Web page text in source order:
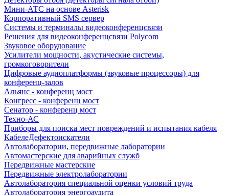
Мини-АТС на основе Asterisk
Корпоративный SMS сервер
Системы и терминалы видеоконференцсвязи
Решения для видеоконференцсвязи Polycom
Звуковое оборудование
Усилители мощности, акустические системы,
громкоговорители
Цифровые аудиоплатформы (звуковые процессоры) для
конференц-залов
Альянс - конференц мост
Конгресс - конференц мост
Сенатор - конференц мост
Техно-АС
Приборы для поиска мест повреждений и испытания кабеля
КабелеДефектоискатели
Автолаборатории, передвижные лаборатории
Автомастерские для аварийных служб
Передвижные мастерские
Передвижные электролаборатории
Автолаборатория специальной оценки условий труда
Автолаборатория энергоаудита